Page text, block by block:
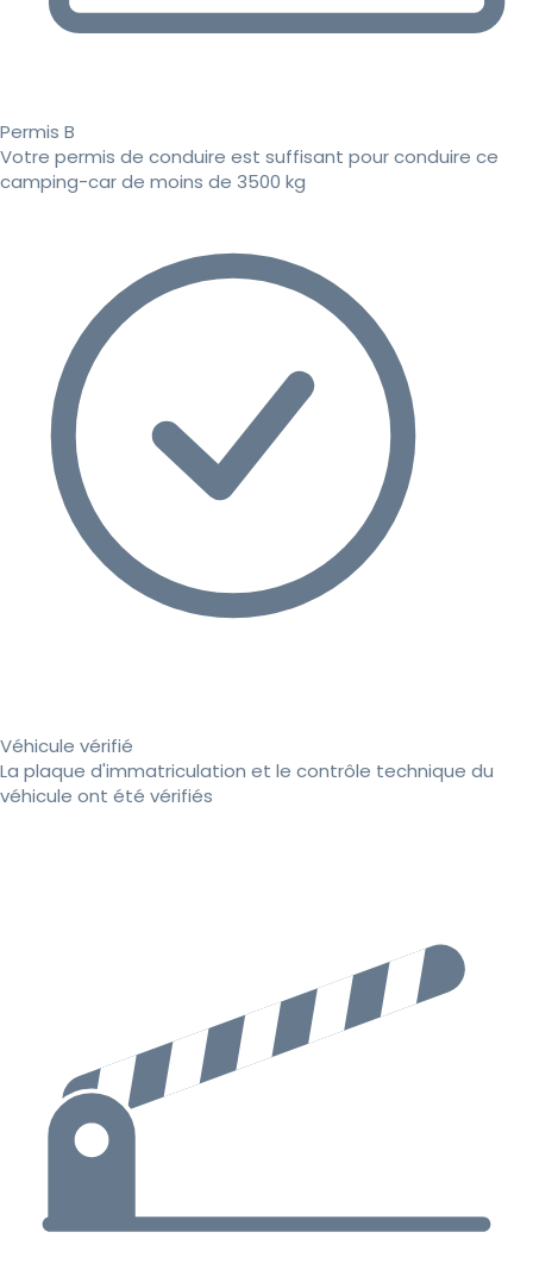
Permis B
Votre permis de conduire est suffisant pour conduire ce
camping-car de moins de 3500 kg
Véhicule vérifié
La plaque d'immatriculation et le contrôle technique du
véhicule ont été vérifiés